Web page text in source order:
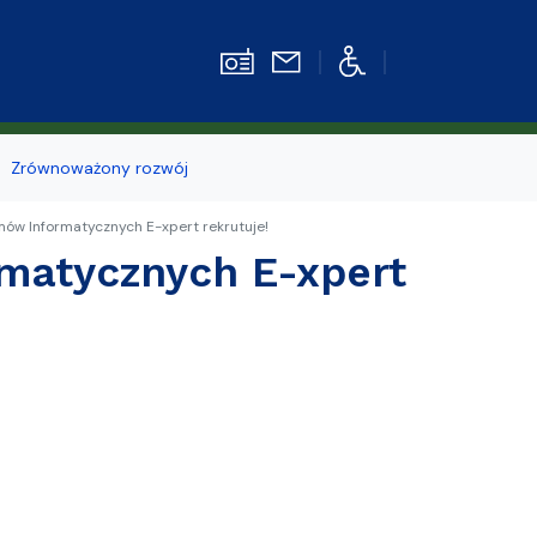
Strefa pracownika
Zrównoważony rozwój
Informatycznych E-xpert rekrutuje!
E-xpert